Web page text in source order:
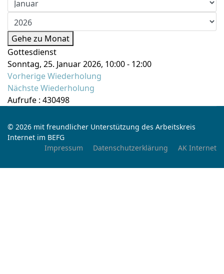
Gehe zu Monat
Gottesdienst
Sonntag, 25. Januar 2026, 10:00 - 12:00
Vorherige Wiederholung
Nächste Wiederholung
Aufrufe : 430498
© 2026 mit freundlicher Unterstützung des Arbeitskreis
Internet im BEFG
Impressum
Datenschutzerklärung AK Internet